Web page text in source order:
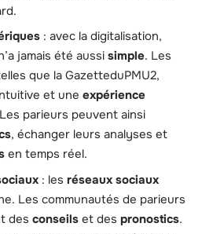
: avec la digitalisation,
jamais été aussi simple. Les
que la GazetteduPMU2,
et une expérience
parieurs peuvent ainsi
, échanger leurs analyses et
en temps réel.
: les réseaux sociaux
Les communautés de parieurs
des conseils et des pronostics.